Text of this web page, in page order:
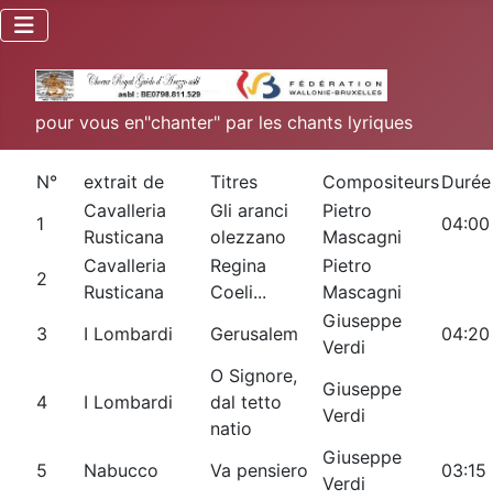
pour vous en"chanter" par les chants lyriques
N° extrait de Titres CompositeursDurée
1
Cavalleria
Rusticana
Gli aranci
olezzano
Pietro
Mascagni
04:00
2
Cavalleria
Rusticana
Regina
Coeli...
Pietro
Mascagni
3
I Lombardi Gerusalem
Giuseppe
Verdi
04:20
4 I Lombardi
O Signore,
dal tetto
natio
Giuseppe
Verdi
5 Nabucco Va pensiero
Giuseppe
Verdi
03:15